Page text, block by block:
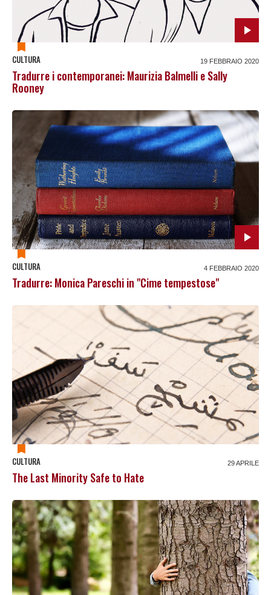
CULTURA 19 FEBBRAIO 2020
Tradurre i contemporanei: Maurizia Balmelli e Sally
Rooney
CULTURA 4 FEBBRAIO 2020
Tradurre: Monica Pareschi in "Cime tempestose"
CULTURA 29 APRILE
The Last Minority Safe to Hate